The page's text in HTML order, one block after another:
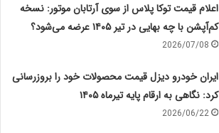
اعلام قیمت توکا پلاس از سوی آرتابان موتور: نسخه
کم‌آپشن با چه بهایی در تیر ۱۴۰۵ عرضه می‌شود؟
2026/07/08
ایران خودرو دیزل قیمت محصولات خود را بروزرسانی
کرد: نگاهی به ارقام پایه تیرماه ۱۴۰۵
2026/06/22